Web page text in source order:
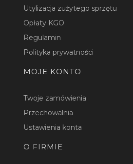
Utylizacja zużytego sprzętu
Opłaty KGO
Regulamin
Polityka prywatności
MOJE KONTO
Twoje zamówienia
Przechowalnia
Ustawienia konta
O FIRMIE